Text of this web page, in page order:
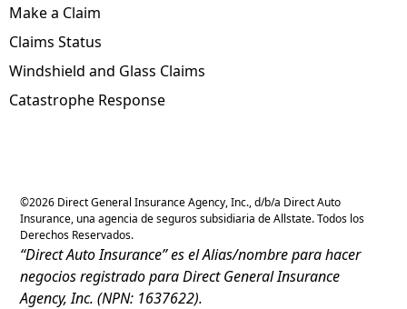
Make a Claim
Claims Status
Windshield and Glass Claims
Catastrophe Response
©2026 Direct General Insurance Agency, Inc., d/b/a Direct Auto
Insurance, una agencia de seguros subsidiaria de Allstate. Todos los
Derechos Reservados.
“Direct Auto Insurance” es el Alias/nombre para hacer
negocios registrado para Direct General Insurance
Agency, Inc. (NPN: 1637622).